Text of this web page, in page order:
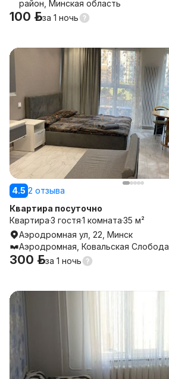
район, Минская область
100 р.за 1 ночь
4.5 2 отзыва
Квартира посуточно
Квартира3 гостя1 комната35 м²
Аэродромная ул, 22, Минск
Аэродромная, Ковальская Слобода
300 р.за 1 ночь